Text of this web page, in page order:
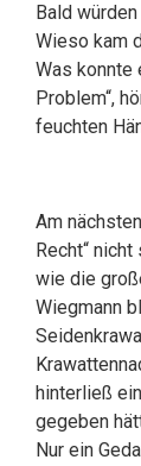
Bald
Wieso kam
Was konnte
Problem“,
feuchten
Am
Recht“
wie die
Wiegmann
hinterließ
gegeben
Nur ein